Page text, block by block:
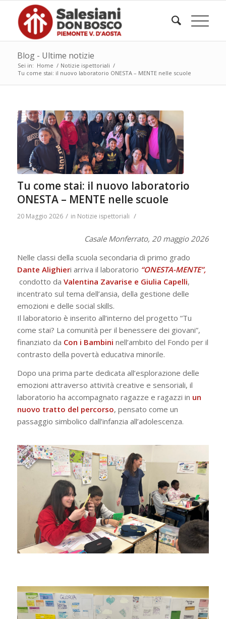
Blog - Ultime notizie
Sei in: Home / Notizie ispettoriali /
Tu come stai: il nuovo laboratorio ONESTA – MENTE nelle scuole
Tu come stai: il nuovo laboratorio
ONESTA – MENTE nelle scuole
20 Maggio 2026 / in Notizie ispettoriali /
Casale Monferrato, 20 maggio 2026
Nelle classi della scuola secondaria di primo grado
Dante Alighieri arriva il laboratorio “ONESTA-MENTE”,
condotto da Valentina Zavarise e Giulia Capelli,
incentrato sul tema dell’ansia, della gestione delle
emozioni e delle social skills.
Il laboratorio è inserito all’interno del progetto “Tu
come stai? La comunità per il benessere dei giovani”,
finanziato da Con i Bambini nell’ambito del Fondo per il
contrasto della povertà educativa minorile.
Dopo una prima parte dedicata all’esplorazione delle
emozioni attraverso attività creative e sensoriali, il
laboratorio ha accompagnato ragazze e ragazzi in un
nuovo tratto del percorso, pensato come un
passaggio simbolico dall’infanzia all’adolescenza.